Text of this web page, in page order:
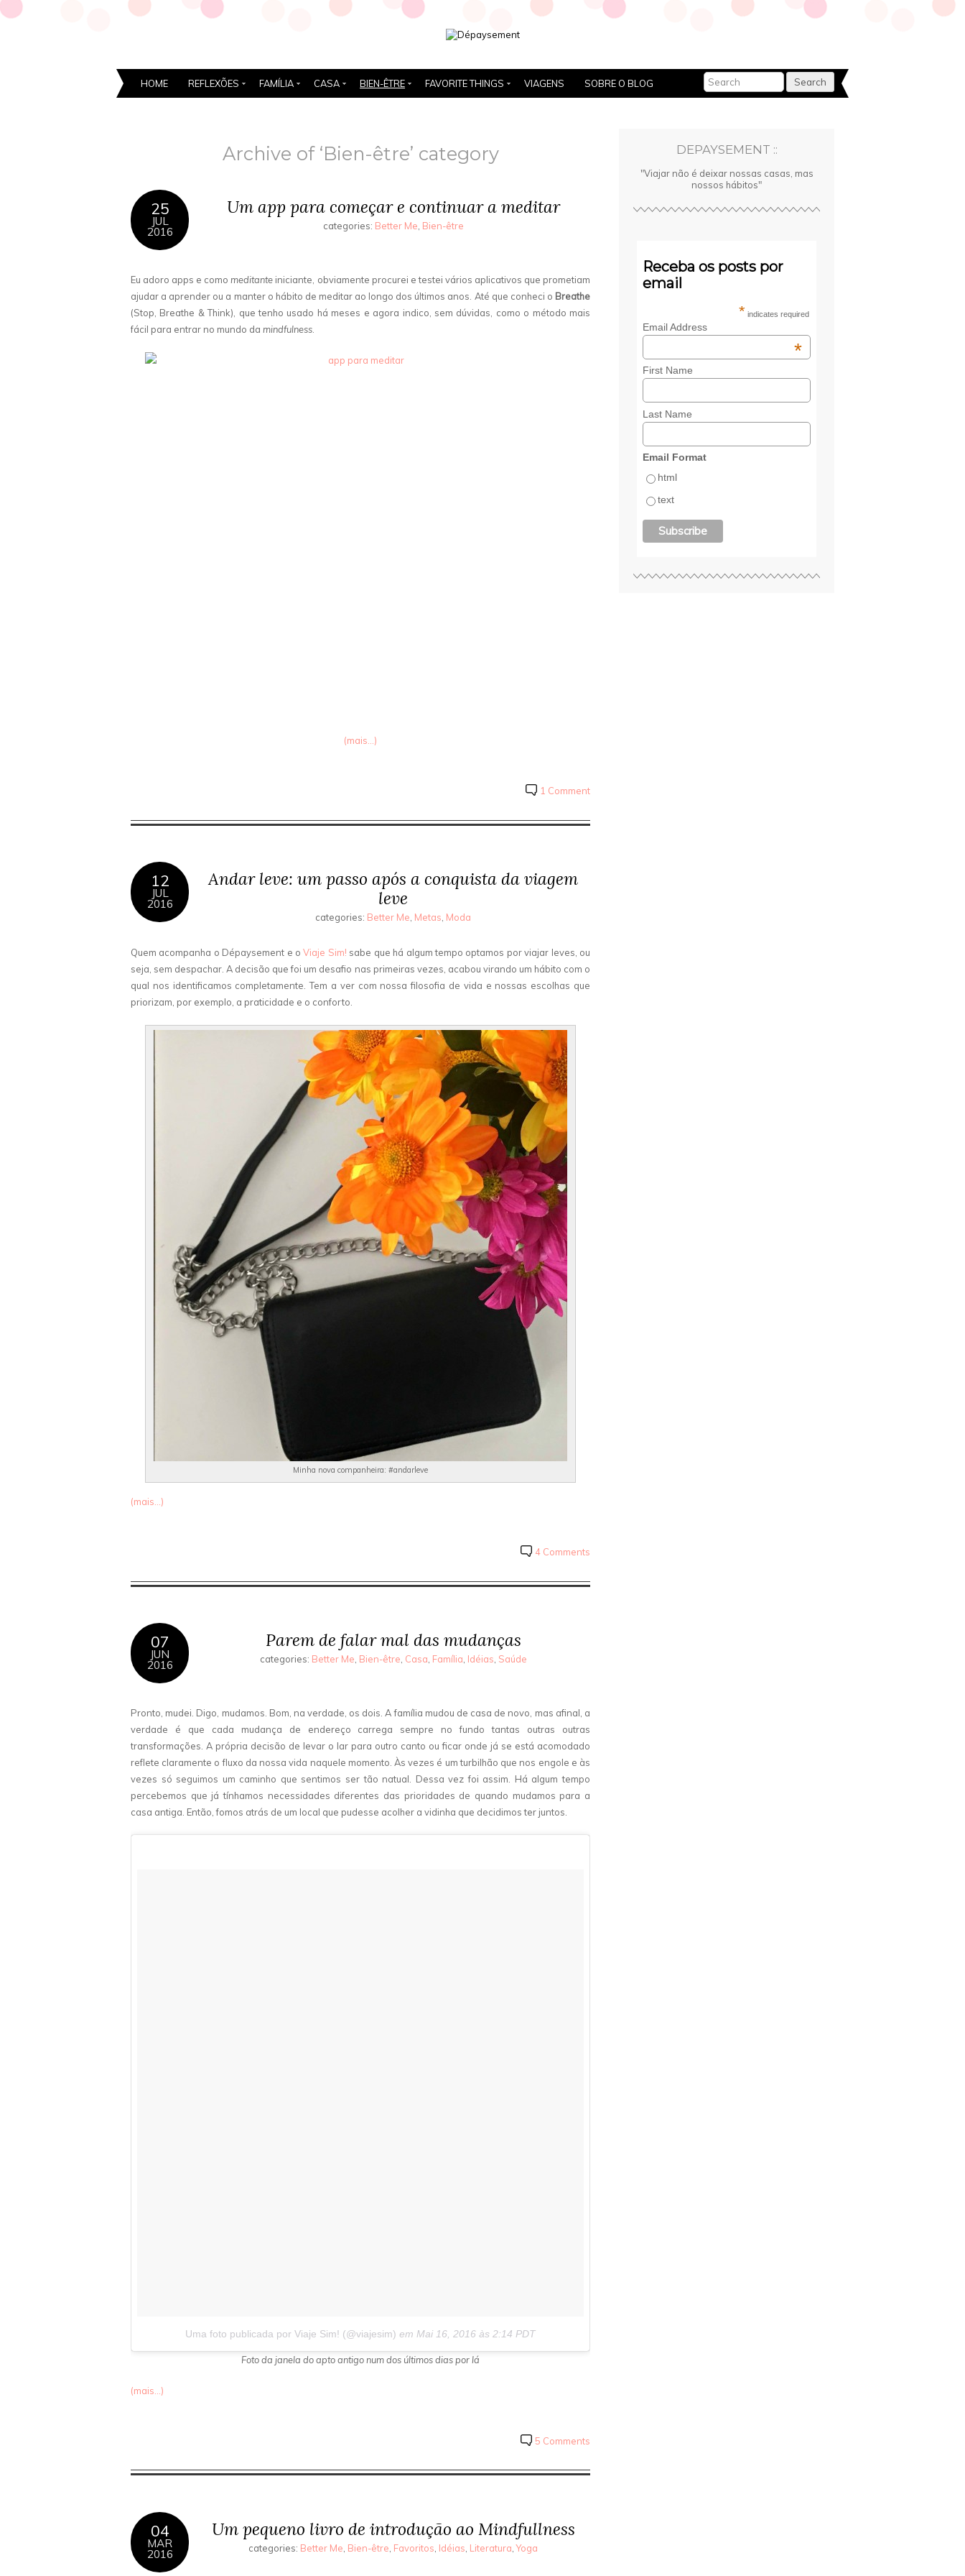
HOME REFLEXÕES FAMÍLIA CASA BIEN-ÊTRE FAVORITE THINGS VIAGENS SOBRE O BLOG
Archive of ‘Bien-être’ category
25
JUL
2016
Um app para começar e continuar a meditar
categories: Better Me Bien-être
Eu adoro apps e como meditante iniciante, obviamente procurei e testei vários aplicativos que prometiam
ajudar a aprender ou a manter o hábito de meditar ao longo dos últimos anos. Até que conheci o Breathe
(Stop, Breathe & Think), que tenho usado há meses e agora indico, sem dúvidas, como o método mais
fácil para entrar no mundo da mindfulness
(mais…)
1 Comment
12
JUL
2016
Andar leve: um passo após a conquista da viagem
leve
categories: Better Me Metas Moda
Quem acompanha o Dépaysement e oViaje Sim! sabe que há algum tempo optamos por viajar leves, ou
seja, sem despachar. A decisão que foi um desafio nas primeiras vezes, acabou virando um hábito com o
qual nos identificamos completamente. Tem a ver com nossa filosofia de vida e nossas escolhas que
priorizam, por exemplo, a praticidade e o conforto.
Minha nova companheira: #andarleve
(mais…)
4 Comments
07
JUN
2016
Parem de falar mal das mudanças
categories: Better Me Bien-être Casa Família Idéias Saúde
Pronto, mudei. Digo, mudamos. Bom, na verdade, os dois. A família mudou de casa de novo, mas afinal, a
verdade é que cada mudança de endereço carrega sempre no fundo tantas outras outras
transformações. A própria decisão de levar o lar para outro canto ou ficar onde já se está acomodado
reflete claramente o fluxo da nossa vida naquele momento. Às vezes é um turbilhão que nos engole e às
vezes só seguimos um caminho que sentimos ser tão natual. Dessa vez foi assim. Há algum tempo
percebemos que já tínhamos necessidades diferentes das prioridades de quando mudamos para a
casa antiga. Então, fomos atrás de um local que pudesse acolher a vidinha que decidimos ter juntos.
Uma foto publicada por Viaje Sim! (@viajesim) em Mai 16, 2016 às 2:14 PDT
Foto da janela do apto antigo num dos últimos dias por lá
(mais…)
5 Comments
04
MAR
2016
Um pequeno livro de introdução ao Mindfullness
categories: Better Me, Bien-être, Favoritos, Idéias, Literatura,Yoga
DEPAYSEMENT ::
"Viajar não é deixar nossas casas, mas
nossos hábitos"
Receba os posts por
email
* indicates required
Email Address
*
First Name
Last Name
Email Format
html
text